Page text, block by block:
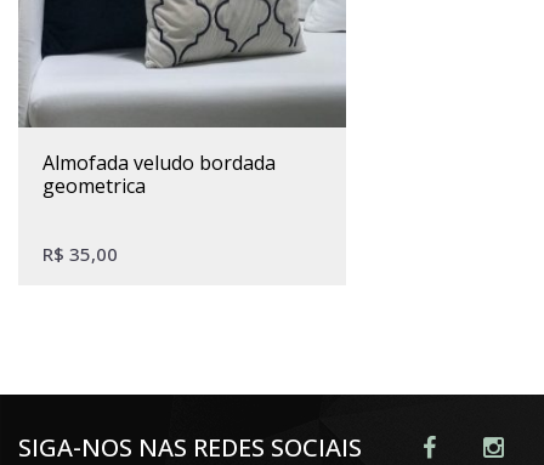
almofada veludo bordada
geometrica
R$ 35,00
SIGA-NOS NAS REDES SOCIAIS